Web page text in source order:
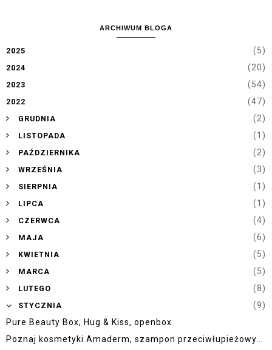
ARCHIWUM BLOGA
2025 (5)
2024 (20)
2023 (54)
2022
(47)
► GRUDNIA
(2)
► LISTOPADA
(1)
► PAŹDZIERNIKA
(2)
► WRZEŚNIA
(3)
► SIERPNIA
(1)
► LIPCA
(1)
► CZERWCA
(4)
► MAJA
(6)
► KWIETNIA
(5)
► MARCA
(5)
► LUTEGO
(8)
▼ STYCZNIA
(9)
Pure Beauty Box, Hug & Kiss, openbox
Poznaj kosmetyki Amaderm, szampon przeciwłupieżowy...